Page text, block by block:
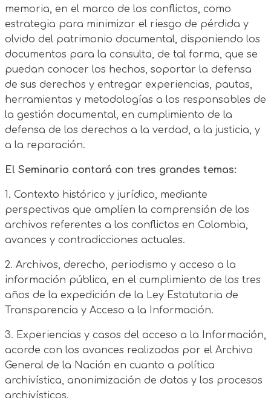
memoria, en el marco de los conflictos, como
estrategia para minimizar el riesgo de pérdida y
olvido del patrimonio documental, disponiendo los
documentos para la consulta, de tal forma, que se
puedan conocer los hechos, soportar la defensa
de sus derechos y entregar experiencias, pautas,
herramientas y metodologías a los responsables de
la gestión documental, en cumplimiento de la
defensa de los derechos a la verdad, a la justicia, y
a la reparación.
El Seminario contará con tres grandes temas:
1. Contexto histórico y jurídico, mediante
perspectivas que amplíen la comprensión de los
archivos referentes a los conflictos en Colombia,
avances y contradicciones actuales.
2. Archivos, derecho, periodismo y acceso a la
información pública, en el cumplimiento de los tres
años de la expedición de la Ley Estatutaria de
Transparencia y Acceso a la Información.
3. Experiencias y casos del acceso a la Información,
acorde con los avances realizados por el Archivo
General de la Nación en cuanto a política
archivística, anonimización de datos y los procesos
archivísticos.